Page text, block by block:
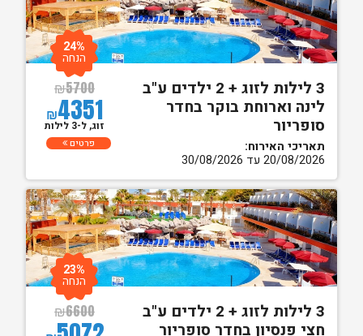
3 לילות לזוג + 2 ילדים ע"ב
לינה וארוחת בוקר בחדר
סופריור
תאריכי האירוח:
20/08/2026 עד 30/08/2026
₪5700
₪4351
24%
הנחה
זוג, ל-3 לילות
פרטים
3 לילות לזוג + 2 ילדים ע"ב
חצי פנסיון בחדר סופריור
₪6600
23%
הנחה